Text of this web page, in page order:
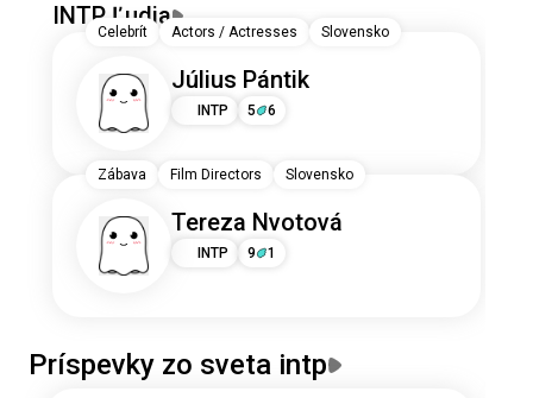
INTP Ľudia
Július Pántik
INTP 5 6
Celebrít Actors / Actresses Slovensko
Tereza Nvotová
INTP 9 1
Zábava Film Directors Slovensko
Príspevky zo sveta intp